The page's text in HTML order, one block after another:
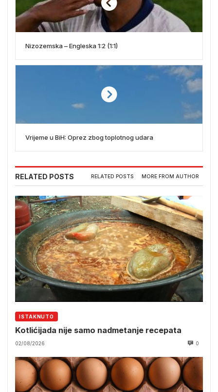
Nizozemska – Engleska 1:2 (1:1)
Vrijeme u BiH: Oprez zbog toplotnog udara
RELATED POSTS RELATED POSTS MORE FROM AUTHOR
ISTAKNUTO
Kotlićijada nije samo nadmetanje recepata
02/08/2026 0